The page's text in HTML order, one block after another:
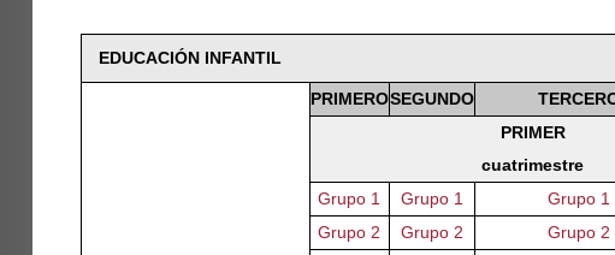
EDUCACIÓN INFANTIL
PRIMEROSEGUNDO
PRIMER
cuatrimestre
Grupo 1
Grupo 1 Grupo 1
Grupo 2
Grupo 2 Grupo 2